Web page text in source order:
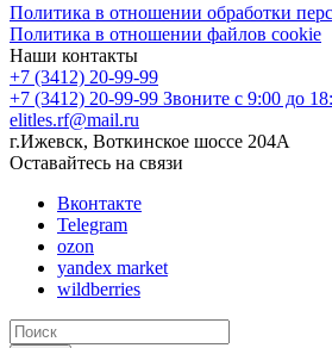
Политика в отношении обработки
Политика в отношении файлов cookie
Наши контакты
+7 (3412) 20-99-99
+7 (3412) 20-99-99 Звоните с 9:00 до
elitles.rf@mail.ru
г.Ижевск, Воткинское шоссе 204А
Оставайтесь на связи
Вконтакте
Telegram
ozon
yandex market
wildberries